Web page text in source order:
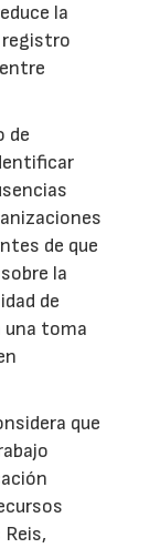
la
registro
de
de que
la
de
toma
que